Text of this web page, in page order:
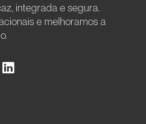
integrada e segura.
e melhoramos a